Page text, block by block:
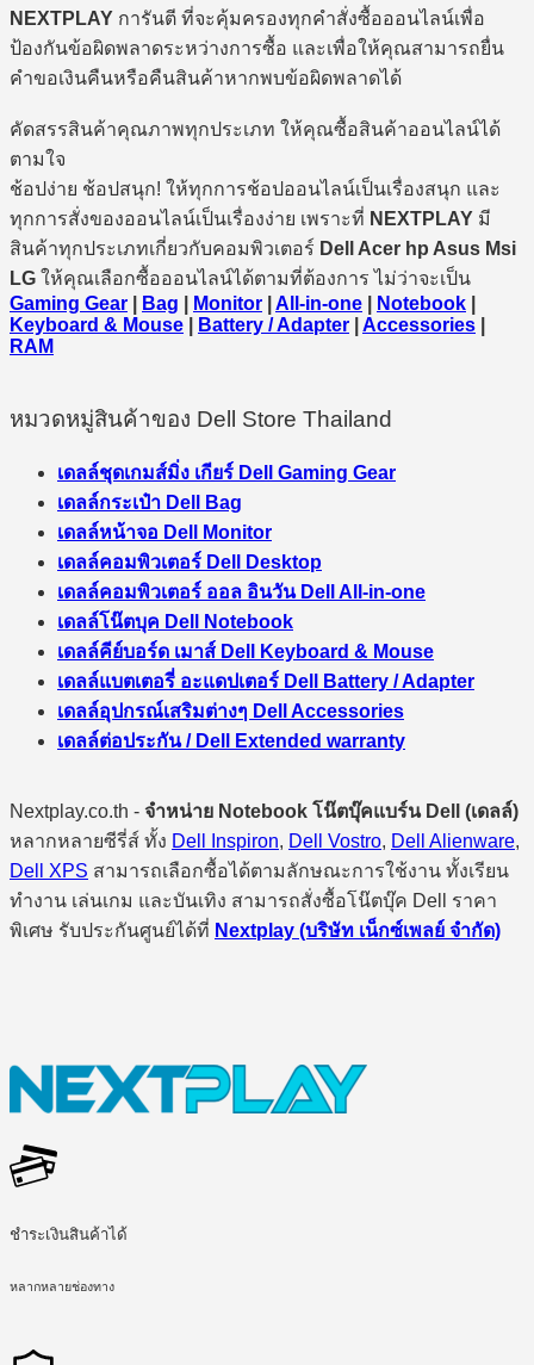
NEXTPLAY การันตี ที่จะคุ้มครองทุกคำสั่งซื้อออนไลน์เพื่อ
ป้องกันข้อผิดพลาดระหว่างการซื้อ และเพื่อให้คุณสามารถยื่น
คำขอเงินคืนหรือคืนสินค้าหากพบข้อผิดพลาดได้
คัดสรรสินค้าคุณภาพทุกประเภท ให้คุณซื้อสินค้าออนไลน์ได้
ตามใจ
ช้อปง่าย ช้อปสนุก! ให้ทุกการช้อปออนไลน์เป็นเรื่องสนุก และ
ทุกการสั่งของออนไลน์เป็นเรื่องง่าย เพราะที่ NEXTPLAY มี
สินค้าทุกประเภทเกี่ยวกับคอมพิวเตอร์ Dell Acer hp Asus Msi
LG ให้คุณเลือกซื้อออนไลน์ได้ตามที่ต้องการ ไม่ว่าจะเป็น
Gaming Gear
Bag Monitor All-in-one Notebook
Keyboard & Mouse
Battery / Adapter Accessories
RAM
หมวดหมู่สินค้าของ Dell Store Thailand
เดลล์ชุดเกมส์มิ่ง เกียร์ Dell Gaming Gear
เดลล์กระเป๋า Dell Bag
เดลล์หน้าจอ Dell Monitor
เดลล์คอมพิวเตอร์ Dell Desktop
เดลล์คอมพิวเตอร์ ออล อินวัน Dell All-in-one
เดลล์โน๊ตบุค Dell Notebook
เดลล์คีย์บอร์ด เมาส์ Dell Keyboard & Mouse
เดลล์แบตเตอรี่ อะแดปเตอร์ Dell Battery / Adapter
เดลล์อุปกรณ์เสริมต่างๆ Dell Accessories
เดลล์ต่อประกัน / Dell Extended warranty
Nextplay.co.th - จำหน่าย Notebook โน๊ตบุ๊คแบร์น Dell (เดลล์)
หลากหลายซีรี่ส์ ทั้ง Dell Inspiron, Dell Vostro, Dell Alienware,
Dell XPS สามารถเลือกซื้อได้ตามลักษณะการใช้งาน ทั้งเรียน
ทำงาน เล่นเกม และบันเทิง สามารถสั่งซื้อโน๊ตบุ๊ค Dell ราคา
พิเศษ รับประกันศูนย์ได้ที่ Nextplay (บริษัท เน็กซ์เพลย์ จำกัด)
ชำระเงินสินค้าได้
หลากหลายช่องทาง